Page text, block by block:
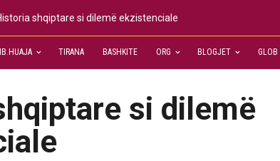
shqiptare si dilemë ekzistenciale
TIRANA BASHKITE ORG BLOGJET GLOB
si dilemë